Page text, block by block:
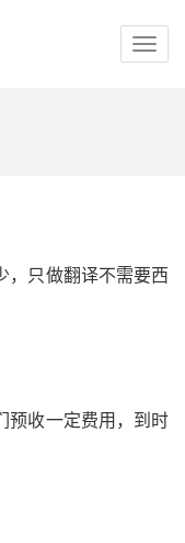
，只做翻译不需要西
预收一定费用，到时